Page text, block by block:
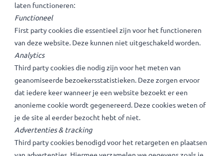
Verschillende cookie-instellingen
Datakeeper gebruikt drie niveaus van cookie-instellingen,
maar het eerste niveau "functioneel" kan niet
kunnen worden, omdat deze er zijn om de website goed te
laten functioneren:
Functioneel
First party cookies die essentieel zijn voor het
van deze website. Deze kunnen niet uitgeschakeld worden.
Analytics
Third party cookies die nodig zijn voor het meten van
geanomiseerde bezoekersstatistieken. Deze zorgen ervoor